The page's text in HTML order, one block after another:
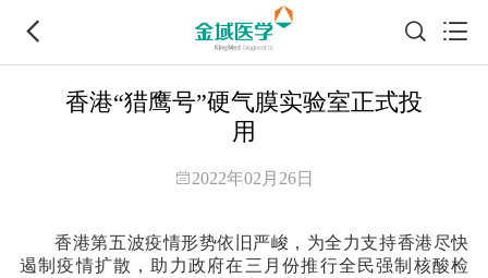
香港“猎鹰号”硬气膜实验室正式投
用
2022年02月26日
香港第五波疫情形势依旧严峻，为全力支持香港尽快
遏制疫情扩散，助力政府在三月份推行全民强制核酸检